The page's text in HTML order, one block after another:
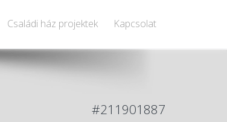
Családi ház projektek Kapcsolat
#211901887